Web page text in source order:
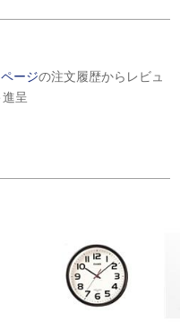
ージの注文履歴からレビュ
進呈